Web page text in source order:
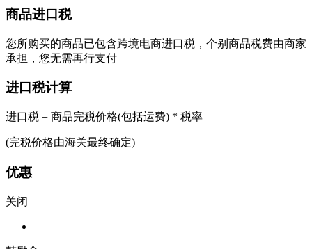
商品进口税
您所购买的商品已包含跨境电商进口税，个别商品税费由商家
承担，您无需再行支付
进口税计算
进口税 = 商品完税价格(包括运费) * 税率
(完税价格由海关最终确定)
优惠
关闭